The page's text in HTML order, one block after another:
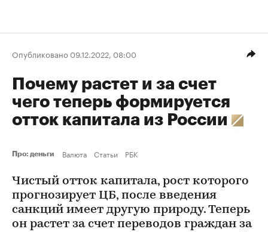
Опубликовано 09.12.2022, 08:00
Почему растет и за счет
чего теперь формируется
отток капитала из России
Про: деньги Валюта Статьи РБК
Чистый отток капитала, рост которого
прогнозирует ЦБ, после введения
санкций имеет другую природу. Теперь
он растет за счет переводов граждан за